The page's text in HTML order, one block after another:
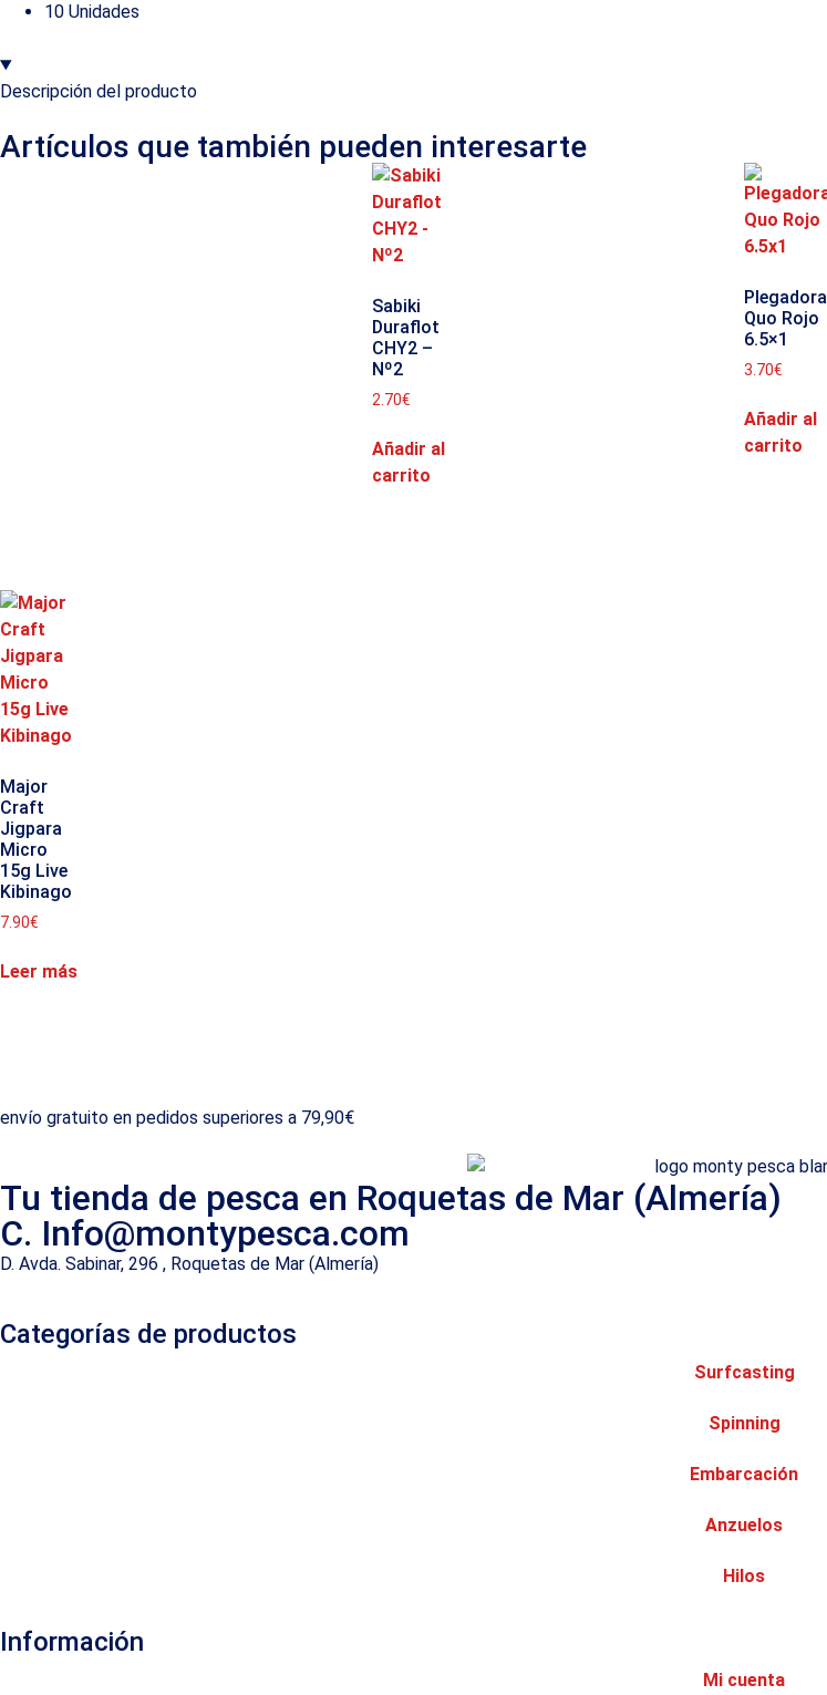
10 Unidades
Descripción del producto
Artículos que también pueden interesarte
Sabiki
Duraflot
CHY2 –
Nº2
2.70€
Añadir al
carrito
Plegadora
Quo Rojo
6.5×1
3.70€
Añadir al
carrito
Major
Craft
Jigpara
Micro
15g Live
Kibinago
7.90€
Leer más
envío gratuito en pedidos superiores a 79,90€
Tu tienda de pesca en Roquetas de Mar (Almería)
C. Info@montypesca.com
D. Avda. Sabinar, 296 , Roquetas de Mar (Almería)
Categorías de productos
Surfcasting
Spinning
Embarcación
Anzuelos
Hilos
Información
Mi cuenta